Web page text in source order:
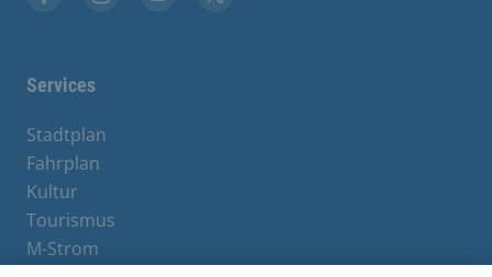
Services
Stadtplan
Fahrplan
Kultur
Tourismus
M-Strom